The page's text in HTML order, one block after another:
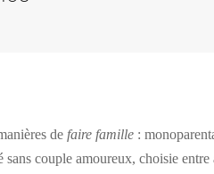
de faire famille :
sans couple amoureux, choisie